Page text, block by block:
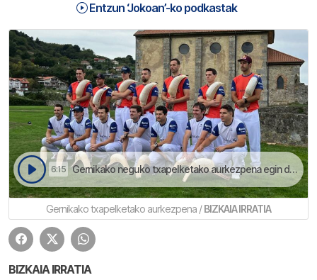
Entzun ‘Jokoan’-ko podkastak
6:15 Gernikako neguko txapelketako aurkezpena egin dabe Mundakan. Aritz Erkiagak dino gogor hasi beharko dabela txapelketea | Jokoan
Gernikako txapelketako aurkezpena /BIZKAIA IRRATIA
BIZKAIA IRRATIA